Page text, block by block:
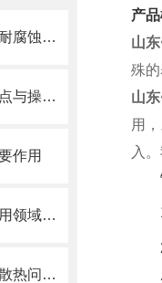
加工中心钢板防护罩有良好的耐腐蚀性，能在各种环境下长时间使用
加工中心钢板防护罩的结构特点与操作维护方式
作用
加工中心钢板防护罩的主要应用领域和产品的主要特性
加工中心钢板防护罩碰到内部散热问题改怎么办？这篇文章告诉你
产
山
殊
山
用
入